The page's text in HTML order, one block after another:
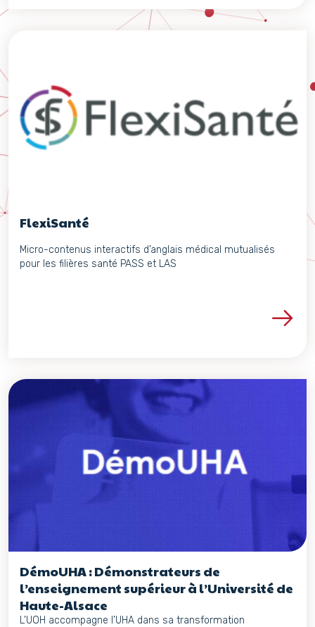
FlexiSanté
Micro-contenus interactifs d’anglais médical mutualisés
pour les filières santé PASS et LAS
Voir les détails du
DémoUHA : Démonstrateurs de
l’enseignement supérieur à l’Université de
Haute-Alsace
L’UOH accompagne l’UHA dans sa transformation